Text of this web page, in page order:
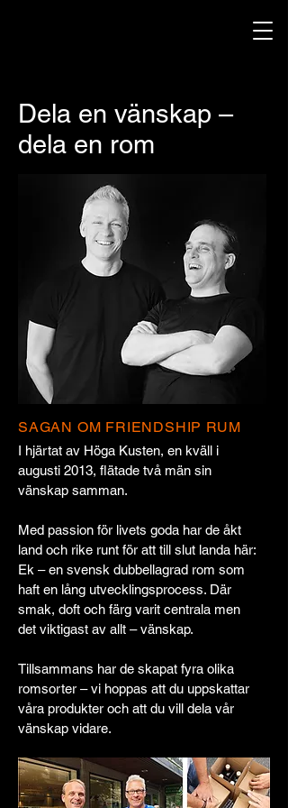
Dela en vänskap –
dela en rom
SAGAN OM FRIENDSHIP RUM
I hjärtat av Höga Kusten, en kväll i
augusti 2013, flätade två män sin
vänskap samman.
Med passion för livets goda har de åkt
land och rike runt för att till slut landa här:
Ek – en svensk dubbellagrad rom som
haft en lång utvecklingsprocess. Där
smak, doft och färg varit centrala men
det viktigast av allt – vänskap.
Tillsammans har de skapat fyra olika
romsorter – vi hoppas att du uppskattar
våra produkter och att du vill dela vår
vänskap vidare.